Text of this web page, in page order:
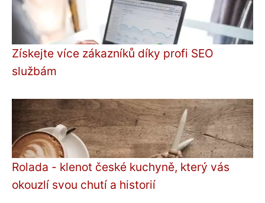
Získejte více zákazníků díky profi SEO
službám
Rolada - klenot české kuchyně, který vás
okouzlí svou chutí a historií